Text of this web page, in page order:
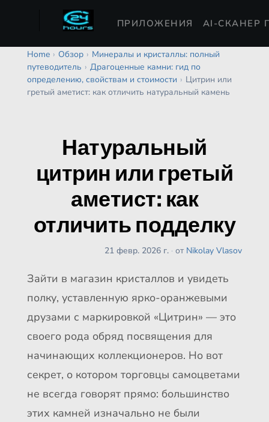
ПРИЛОЖЕНИЯ AI-СКАНЕР
Home › Обзор › Минералы и кристаллы: полный
путеводитель › Драгоценные камни: гид по
определению, свойствам и стоимости › Цитрин или
гретый аметист: как отличить натуральный камень
Натуральный
цитрин или гретый
аметист: как
отличить подделку
21 февр. 2026 г. ·от Nikolay Vlasov
Зайти в магазин кристаллов и увидеть
полку, уставленную ярко-оранжевыми
друзами с маркировкой «Цитрин» — это
своего рода обряд посвящения для
начинающих коллекционеров. Но вот
секрет, о котором торговцы самоцветами
не всегда говорят прямо: большинство
этих камней изначально не были